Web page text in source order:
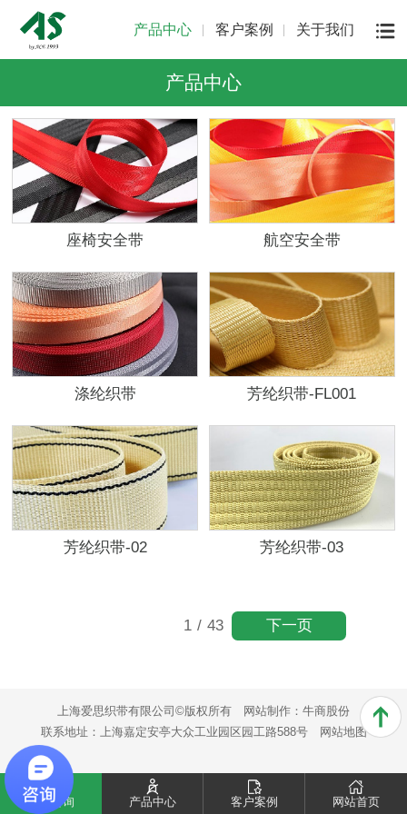
产品中心 客户案例 关于我们
产品中心
座椅安全带 航空安全带
涤纶织带 芳纶织带-FL001
芳纶织带-02 芳纶织带-03
1 / 43 下一页
上海爱思织带有限公司©版权所有 网站制作： 牛商股份
联系地址：上海嘉定安亭大众工业园区园工路588号
网站地图
电话咨询 产品中心 客户案例 网站首页